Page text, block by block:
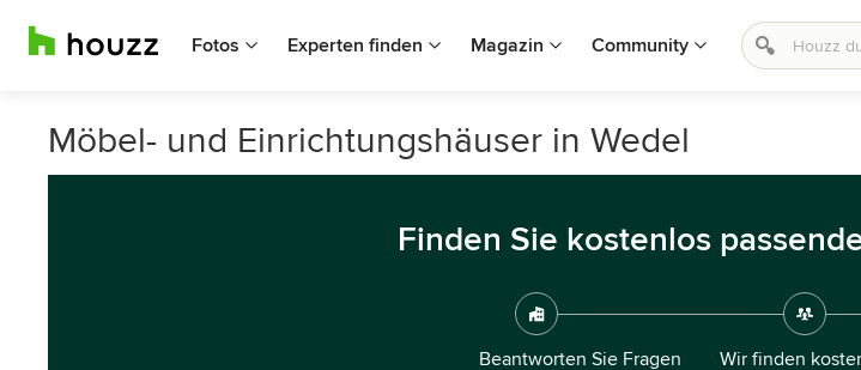
Fotos Experten finden Magazin Community
Möbel- und Einrichtungshäuser in Wedel
Finden Sie kostenlos
Beantworten Sie Fragen
Wir finden